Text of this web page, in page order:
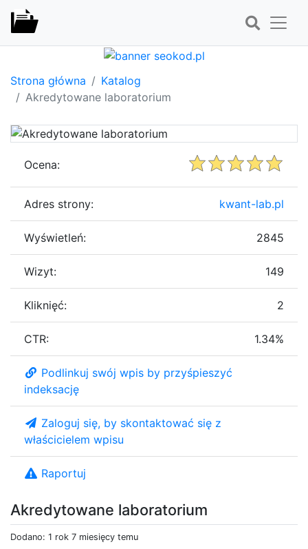
Strona główna
Katalog
Akredytowane laboratorium
Akredytowane laboratorium
Dodano: 1 rok 7 miesięcy temu
Ocena:
Adres strony: kwant-lab.pl
Wyświetleń: 2845
Wizyt: 149
Kliknięć: 2
CTR: 1.34%
Podlinkuj swój wpis by przyśpieszyć
indeksację
Zaloguj się, by skontaktować się z
właścicielem wpisu
Raportuj